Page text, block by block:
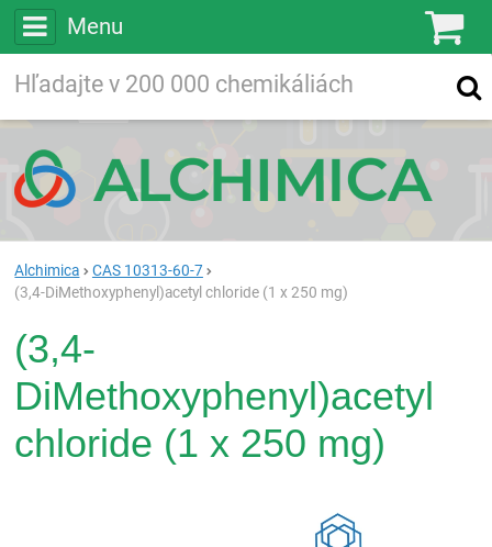
Menu
Vyhľadávanie
Alchimica
CAS 10313-60-7
(3,4-DiMethoxyphenyl)acetyl chloride (1 x 250 mg)
(3,4-
DiMethoxyphenyl)acetyl
chloride (1 x 250 mg)